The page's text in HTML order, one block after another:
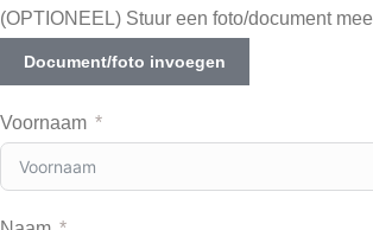
(OPTIONEEL) Stuur een foto/document mee
Document/foto invoegen
Voornaam